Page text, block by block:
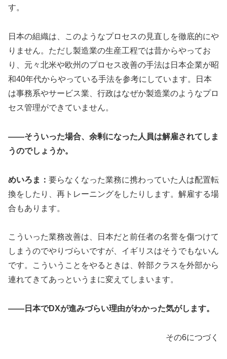
す。
日本の組織は、このようなプロセスの見直しを徹底的にや
りません。ただし製造業の生産工程では昔からやってお
り、元々北米や欧州のプロセス改善の手法は日本企業が昭
和40年代からやっている手法を参考にしています。日本
は事務系やサービス業、行政はなぜか製造業のようなプロ
セス管理ができていません。
——そういった場合、余剰になった人員は解雇されてしま
うのでしょうか。
めいろま： 要らなくなった業務に携わっていた人は配置転
換をしたり、再トレーニングをしたりします。解雇する場
合もあります。
こういった業務改善は、日本だと前任者の名誉を傷つけて
しまうのでやりづらいですが、イギリスはそうでもないん
です。こういうことをやるときは、幹部クラスを外部から
連れてきてあっというまに変えてしまいます。
——日本でDXが進みづらい理由がわかった気がします。
その6につづく